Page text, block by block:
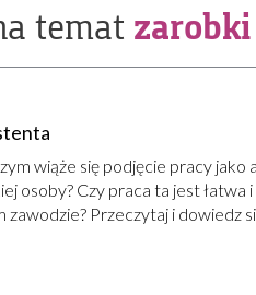
temat
wiąże się podjęcie pracy
osoby? Czy praca ta jest łatwa
zawodzie? Przeczytaj i dowiedz